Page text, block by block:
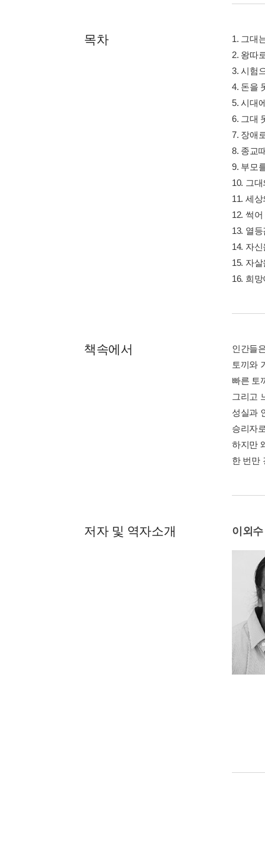
목차
1. 그대
2. 왕따
3. 시험
4. 돈을
5. 시대
6. 그대
7. 장애
8. 종교
9. 부모
10. 그
11. 세
12. 썩
13. 열
14. 자
15. 자
16. 희
책속에서
인간들
토끼와
빠른 토
그리고
성실과
승리자
하지만
한 번만
저자 및 역자소개 이외수